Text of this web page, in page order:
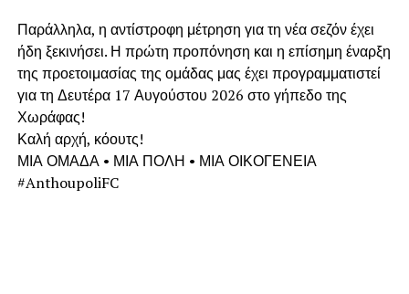
Παράλληλα, η αντίστροφη μέτρηση για τη νέα σεζόν έχει
ήδη ξεκινήσει. Η πρώτη προπόνηση και η επίσημη έναρξη
της προετοιμασίας της ομάδας μας έχει προγραμματιστεί
για τη Δευτέρα 17 Αυγούστου 2026 στο γήπεδο της
Χωράφας!
Καλή αρχή, κόουτς!
ΜΙΑ ΟΜΑΔΑ • ΜΙΑ ΠΟΛΗ • ΜΙΑ ΟΙΚΟΓΕΝΕΙΑ
#AnthoupoliFC